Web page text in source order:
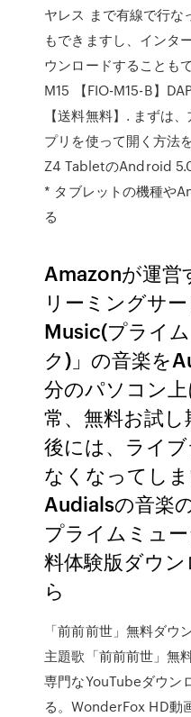
ヤレス まで有線で行な
もできますし、インタ
ウンロードすることも
M15 【FIO-M15-B】
【送料無料】. まずは
プリを使って開く方法
Z4 TabletのAndroid
* タブレットの機種や
る
Amazonが運営
リーミングサ
Music(プライ
ク)」の音楽を
分のパソコン
常、無料お試
後には、ライ
なくなってしま
Audialsの音楽
プライムミュ
料体験版ダウ
ら
「前前前世」無料ダウ
主題歌「前前前世」無
専門なYouTubeダウン
る。WonderFox HD動